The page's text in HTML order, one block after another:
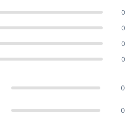
0
0
0
0
0
0